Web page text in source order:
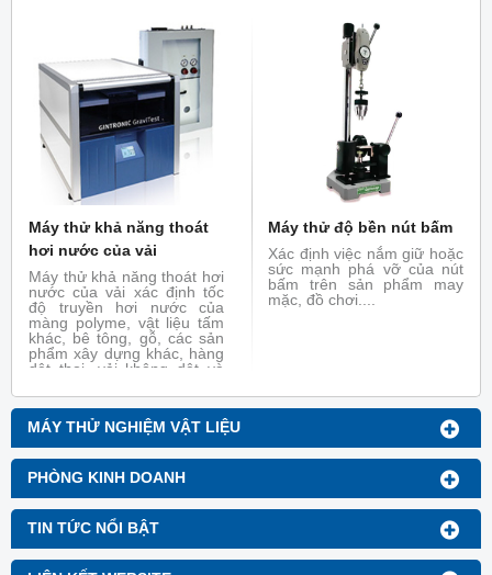
MÁY THỬ NGHIỆM VẬT LIỆU
PHÒNG KINH DOANH
TIN TỨC NỔI BẬT
nhất quán thông qua chuỗi
cung ứng toàn cầu, giúp
làm nổi bật chất lượng màu
sắc.
Máy thử khả năng thoát
hơi nước của vải
Máy thử khả năng thoát hơi
nước của vải xác định tốc
độ truyền hơi nước của
màng polyme, vật liệu tấm
khác, bê tông, gỗ, các sản
phẩm xây dựng khác, hàng
dệt thoi, vải không dệt và
sinh và vật liệu y tế bằng
phương pháp trọng lượng.
Máy thử độ bền nút bấm
Xác định việc nắm giữ hoặc
sức mạnh phá vỡ của nút
bấm trên sản phẩm may
mặc, đồ chơi....